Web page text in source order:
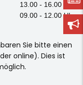
13.00 - 16.00 Uhr
09.00 - 12.00 Uhr
Sie bitte einen
online). Dies ist